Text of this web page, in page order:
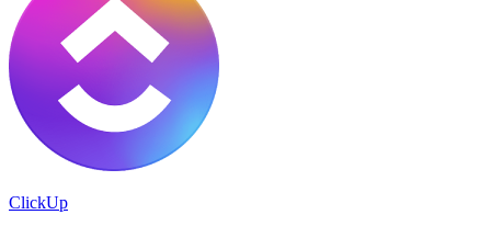
ClickUp